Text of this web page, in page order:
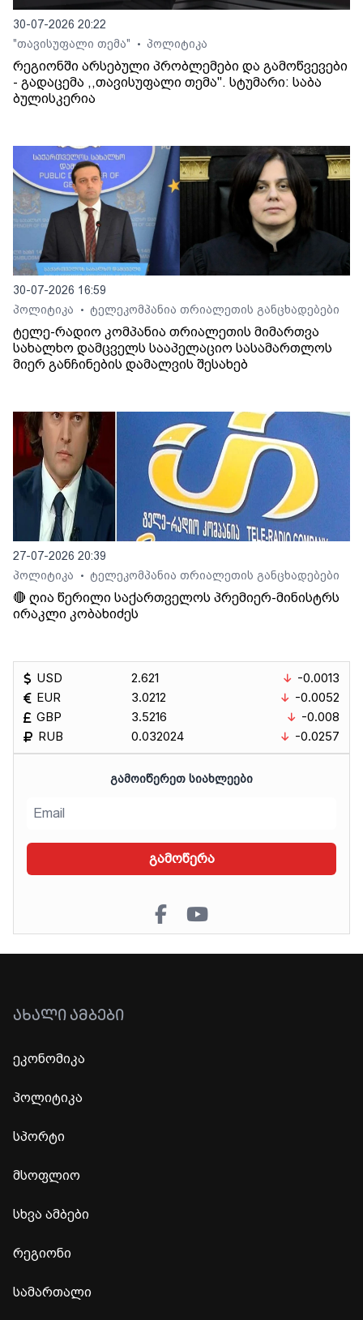
30-07-2026 20:22
"თავისუფალი თემა"
• პოლიტიკა
რეგიონში არსებული პრობლემები და გამოწვევები
- გადაცემა ,,თავისუფალი თემა". სტუმარი: საბა
ბულისკერია
30-07-2026 16:59
პოლიტიკა
• ტელეკომპანია თრიალეთის განცხადებები
ტელე-რადიო კომპანია თრიალეთის მიმართვა
სახალხო დამცველს სააპელაციო სასამართლოს
მიერ განჩინების დამალვის შესახებ
27-07-2026 20:39
პოლიტიკა
• ტელეკომპანია თრიალეთის განცხადებები
🔴 ღია წერილი საქართველოს პრემიერ-მინისტრს
ირაკლი კობახიძეს
USD
EUR
GBP
RUB
2.621
3.0212
3.5216
0.032024
-0.0013
-0.0052
-0.008
-0.0257
ᲒᲐᲛᲝᲘᲬᲔᲠᲔᲗ ᲡᲘᲐᲮᲚᲔᲔᲑᲘ
გამოწერა
ᲐᲮᲐᲚᲘ ᲐᲛᲑᲔᲑᲘ
ეკონომიკა
პოლიტიკა
სპორტი
მსოფლიო
სხვა ამბები
რეგიონი
სამართალი